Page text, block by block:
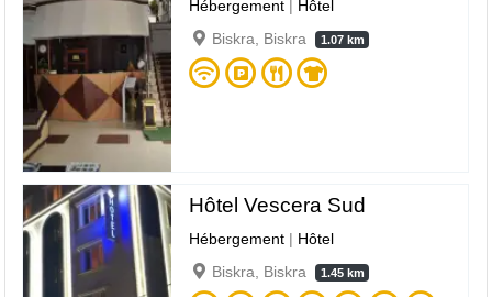
Hébergement | Hôtel
Biskra, Biskra
1.07 km
Hôtel Vescera Sud
Hébergement | Hôtel
Biskra, Biskra
1.45 km